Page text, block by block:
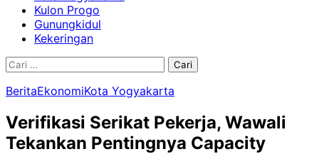
Kulon Progo
Gunungkidul
Kekeringan
Cari
BeritaEkonomiKota Yogyakarta
Verifikasi Serikat Pekerja, Wawali
Tekankan Pentingnya Capacity